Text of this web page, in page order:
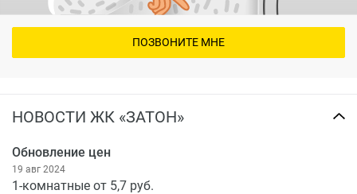
НОВОСТИ ЖК «ЗАТОН»
Обновление цен
19 авг 2024
1-комнатные от 5,7 руб.
ПОЗВОНИТЕ МНЕ